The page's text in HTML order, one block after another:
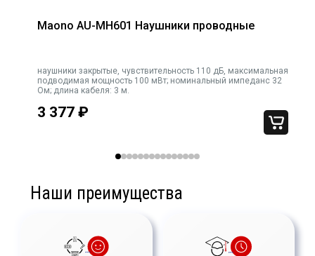
Длина упаковки, мм
Высота упаковки, мм
Maono AU-MH601 Наушники проводные
наушники закрытые, чувствительность 110 дБ, максимальная
подводимая мощность 100 мВт; номинальный импеданс 32
Ом; длина кабеля: 3 м.
3 377₽
Наши преимущества